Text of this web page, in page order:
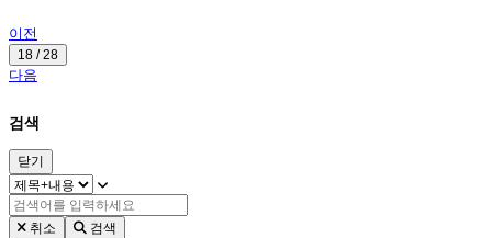
이전
18 / 28
다음
검색
닫기
취소
검색